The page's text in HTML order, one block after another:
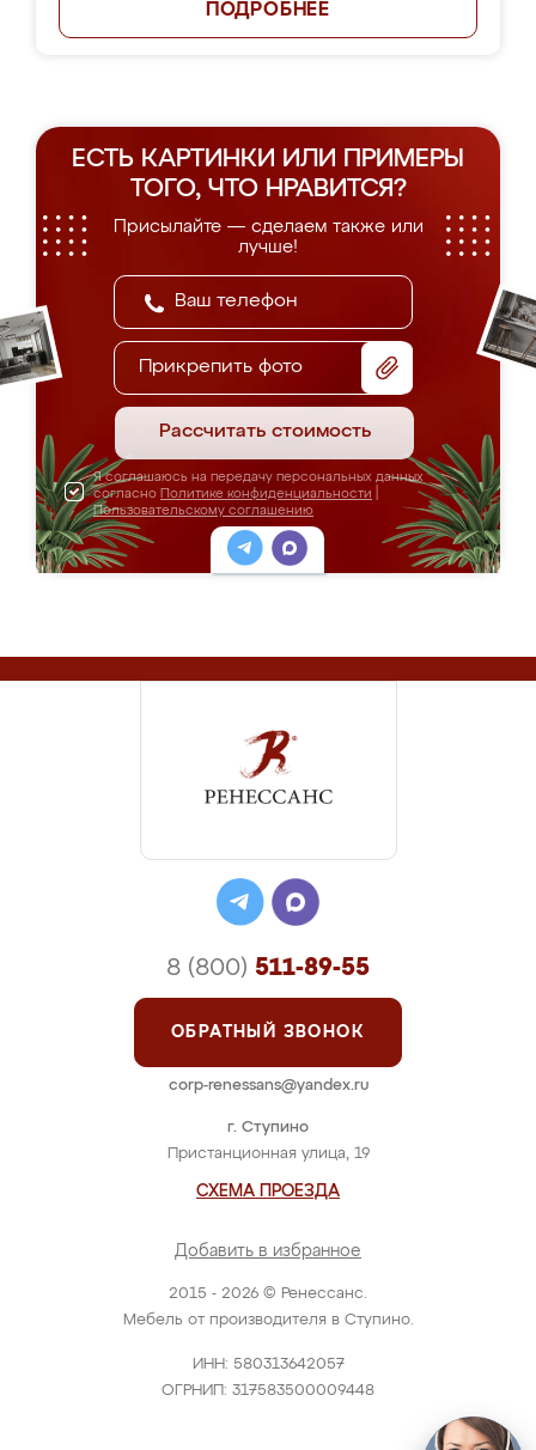
ПОДРОБНЕЕ
ЕСТЬ КАРТИНКИ ИЛИ ПРИМЕРЫ
ТОГО, ЧТО НРАВИТСЯ?
Присылайте — сделаем также или
лучше!
Прикрепить фото
Рассчитать стоимость
Я соглашаюсь на передачу персональных данных
согласно Политике конфиденциальности
Пользовательскому соглашению
2015 - 2026 © Ренессанс.
Мебель от производителя в Ступино.
ИНН: 580313642057
ОГРНИП: 317583500009448
г. Ступино
Пристанционная улица, 19
СХЕМА ПРОЕЗДА
Добавить в избранное
8 (800) 511-89-55
ОБРАТНЫЙ ЗВОНОК
corp-renessans@yandex.ru